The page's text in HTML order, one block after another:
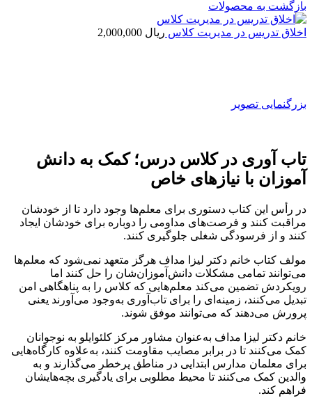
بازگشت به محصولات
اخلاق تدریس در مدیریت کلاس ریال
بزرگنمایی تصویر
تاب آوری در کلاس درس؛ کمک به دانش
‏آموزان با نیازهای خاص
در رأس این کتاب دستوری برای معلم‌ها وجود دارد تا از خودشان
مراقبت کنند و فرصت‌های مداومی را دوباره برای خودشان ایجاد
کنند و از فرسودگی شغلی جلوگیری کنند.
مولف کتاب خانم دکتر لیزا مداف هرگز متعهد نمی‌شود که معلم‌ها
می‌توانند تمامی مشکلات دانش‌آموزان‌شان را حل کنند اما
رویکردش تضمین می‌کند معلم‌هایی که کلاس را به پناهگاهی امن
تبدیل می‌کنند، زمینه‌ای را برای تاب‌آوری به‌وجود می‌آورند یعنی
پرورش می‌دهند که می‌توانند موفق شوند.
خانم دکتر لیزا‌ مداف به‌عنوان مشاور مرکز کلئوایلو به نوجوانان
کمک می‌کنند تا در برابر مصایب مقاومت کنند، به‌علاوه کارگاه‌هایی
برای معلمان مدارس ابتدایی در مناطق پرخطر می‌گذارند و به
والدین کمک می‌کنند تا محیط مطلوبی برای یادگیری بچه‌هایشان
فراهم کند.